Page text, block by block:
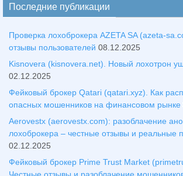
Последние публикации
Проверка лохоброкера AZETA SA (azeta-
отзывы пользователей 08.12.2025
Kisnovera (kisnovera.net). Новый лохотрон
02.12.2025
Фейковый брокер Qatari (qatari.xyz). Как
опасных мошенников на финансовом рынке
Aerovestx (aerovestx.com): разоблачение
лохоброкера – честные отзывы и реальные
02.12.2025
Фейковый брокер Prime Trust Market
Честные отзывы и разоблачение